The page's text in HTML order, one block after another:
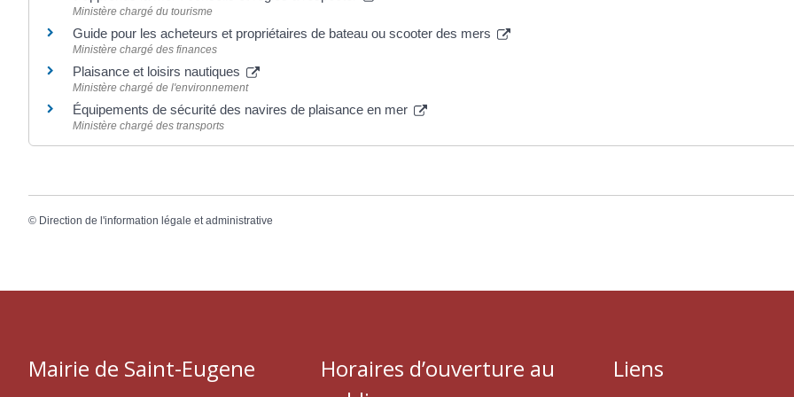
Ministère chargé du tourisme
Guide pour les acheteurs et propriétaires de bateau ou scooter des mers
Ministère chargé des finances
Plaisance et loisirs nautiques
Ministère chargé de l'environnement
Équipements de sécurité des navires de plaisance en mer
Ministère chargé des transports
© Direction de l'information légale et administrative
Mairie de Saint-Eugene
Horaires d’ouverture au
Liens